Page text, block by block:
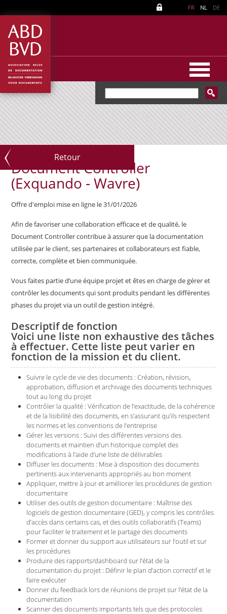
FR NL DE
Retour
Document Controller
(Exquando - Wavre)
Offre d'emploi mise en ligne le 31/01/2026
Afin de favoriser une collaboration efficace et de qualité, le
Document Controller contribue à assurer que la documentation
utilisée par le client, ses partenaires et collaborateurs est fiable,
correcte, complète et bien communiquée.
Vous faites partie d’une équipe projet et êtes en charge de gérer et
contrôler les documents qui sont produits pendant les différentes
phases du projet via un outil de gestion intégré.
Descriptif de fonction
Voici une liste non exhaustive des tâches
à effectuer. Cette liste peut varier en
fonction de la mission et du client.
Suivre le cycle de vie des documents : Création, révision,
approbation, diffusion et archivage des documents techniques
tout au long du projet
Contrôler la qualité : Vérification de l’exactitude, de la cohérence
et de la lisibilité des documents, en s’assurant qu’ils respectent
les normes et les conventions de l’entreprise
Gérer les versions : Suivi des différentes versions des
documents et maintien d’un historique complet des
modifications à l’aide d’une liste de délivrables
Diffuser les documents : Mise à disposition des documents
pertinents aux intervenants appropriés au bon moment
Appliquer, mettre à jour et améliorer les procédures de gestion
documentaire
Utiliser des outils de gestion documentaire : Maîtrise des
logiciels de gestion documentaire (GED), y compris les contrôles
d’accès dans certains cas, et des outils collaboratifs (Teams)
pour faciliter le traitement et le partage des documents
Former et donner du support aux utilisateurs sur l’outil et sur
les procédures
Produire des rapports/dashboard sur l’état de la
documentation du projet : Définir le plan d’action correctif et le
faire exécuter
Donner du feedback lors de réunions de projet sur l’état de la
documentation
Scanner des documents importants tels que des protocoles